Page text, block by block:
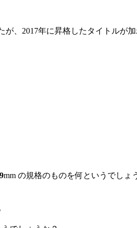
、2017年に昇格したタイトルが加
9mm の規格のものを何というでしょ